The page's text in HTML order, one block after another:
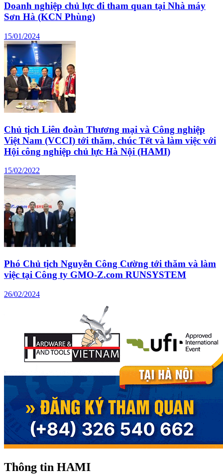
Doanh nghiệp chủ lực đi tham quan tại Nhà máy
Sơn Hà (KCN Phùng)
15/01/2024
Chủ tịch Liên đoàn Thương mại và Công nghiệp
Việt Nam (VCCI) tới thăm, chúc Tết và làm việc với
Hội công nghiệp chủ lực Hà Nội (HAMI)
15/02/2022
Phó Chủ tịch Nguyễn Công Cường tới thăm và làm
việc tại Công ty GMO-Z.com RUNSYSTEM
26/02/2024
Thông tin HAMI